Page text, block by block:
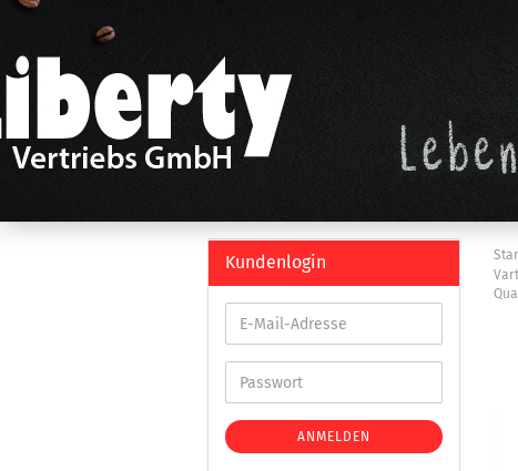
Kundenlogin
ANMELDEN